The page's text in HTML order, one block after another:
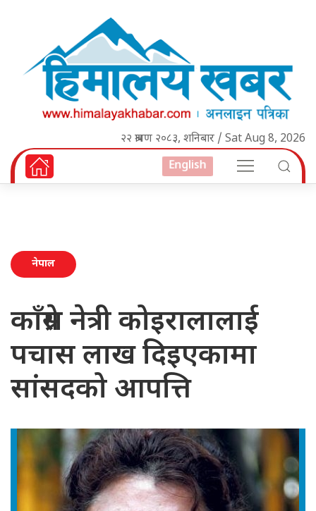
२२ श्रावण २०८३, शनिबार / Sat Aug 8, 2026
English
नेपाल
काँग्रेस नेत्री कोइरालालाई
पचास लाख दिइएकामा
सांसदको आपत्ति